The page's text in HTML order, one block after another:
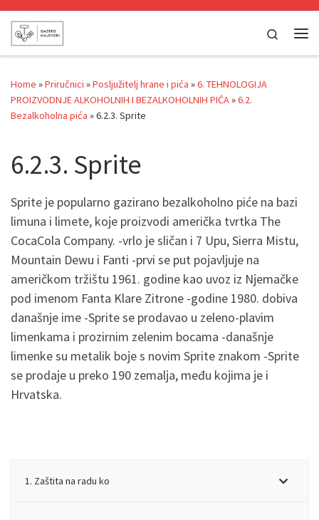
Skip to content
Search
Home »Priručnici »Posljužitelj hrane i pića »6. TEHNOLOGIJA
PROIZVODNJE ALKOHOLNIH I BEZALKOHOLNIH PIĆA»6.2.
Bezalkoholna pića »6.2.3. Sprite
6.2.3. Sprite
Sprite je popularno gazirano bezalkoholno piće na bazi
limuna i limete, koje proizvodi američka tvrtka The
CocaCola Company. -vrlo je sličan i 7 Upu, Sierra Mistu,
Mountain Dewu i Fanti -prvi se put pojavljuje na
američkom tržištu 1961. godine kao uvoz iz Njemačke
pod imenom Fanta Klare Zitrone -godine 1980. dobiva
današnje ime -Sprite se prodavao u zeleno-plavim
limenkama i prozirnim zelenim bocama -današnje
limenke su metalik boje s novim Sprite znakom -Sprite
se prodaje u preko 190 zemalja, među kojima je i
Hrvatska.
1. Zaštita na radu ko